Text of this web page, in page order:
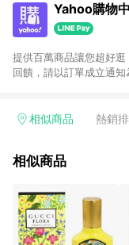
Yahoo購物
提供百萬商品讓您超好
回饋，請以訂單成立通知為準 1. 請注意以下品類商品
電玩/遊戲/相機/單眼/鏡
的購回饋活動享Yahoo超
3. 訂單回饋金額將扣除
價券等虛擬貨幣折抵 4.
有相關事證認定您為大
相關認定以Yahoo購物
相似商品 熱銷
相似商品